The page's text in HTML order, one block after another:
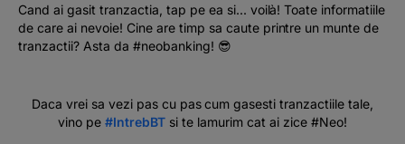
Cand ai gasit tranzactia, tap pe ea si... voilà! Toate informatiile
de care ai nevoie! Cine are timp sa caute printre un munte de
tranzactii? Asta da #neobanking! 😎
Daca vrei sa vezi pas cu pas cum gasesti tranzactiile tale,
vino pe#IntrebBT si te lamurim cat ai zice #Neo!